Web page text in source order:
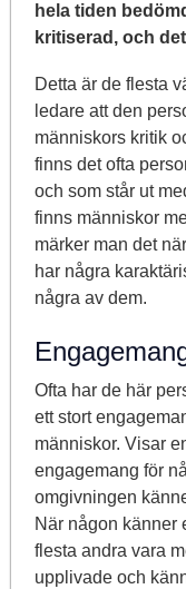
hela tiden
kritiserad, och
Detta är de flesta
ledare att den
människors kritik
finns det ofta
och som står ut
finns människor
märker man det
har några
några av dem.
Ofta har de här
ett stort
människor. Visar
engagemang för
omgivningen
När någon känner
flesta andra vara
upplivade och